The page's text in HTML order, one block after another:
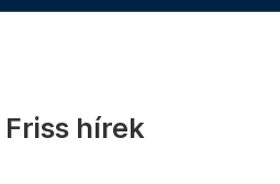
Friss hírek